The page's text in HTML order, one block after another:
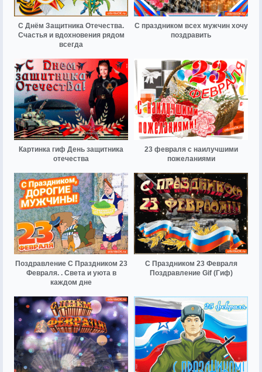
С Днём Защитника Отечества.
Счастья и вдохновения рядом
всегда
С праздником всех мужчин хочу
поздравить
Картинка гиф День защитника
отечества
23 февраля с наилучшими
пожеланиями
Поздравление С Праздником 23
Февраля. . Света и уюта в
каждом дне
С Праздником 23 Февраля
Поздравление Gif (Гиф)